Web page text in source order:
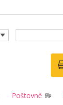
Poštovné